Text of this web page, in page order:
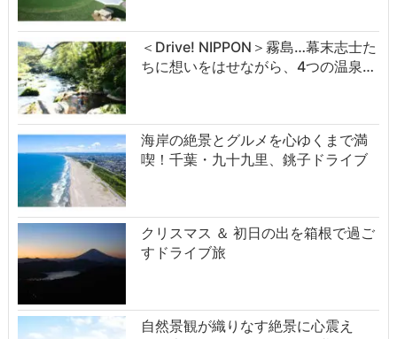
＜Drive! NIPPON＞霧島…幕末志士た
ちに想いをはせながら、4つの温泉…
海岸の絶景とグルメを心ゆくまで満
喫！千葉・九十九里、銚子ドライブ
クリスマス ＆ 初日の出を箱根で過ご
すドライブ旅
自然景観が織りなす絶景に心震え